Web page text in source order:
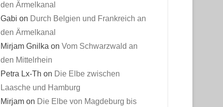
den Ärmelkanal
Gabi on Durch Belgien und Frankreich an
den Ärmelkanal
Mirjam Gnilka on Vom Schwarzwald an
den Mittelrhein
Petra Lx-Th on Die Elbe zwischen
Laasche und Hamburg
Mirjam on Die Elbe von Magdeburg bis